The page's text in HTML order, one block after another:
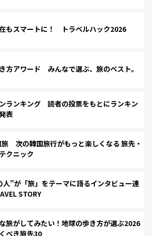
もスマートに！ トラベルハック2026
方アワード みんなで選ぶ、旅のベスト。
ランキング 読者の投票をもとにランキン
表
次の韓国旅行がもっと楽しくなる 旅先・
クニック
人”が「旅」をテーマに語るインタビュー連
STORY
旅がしてみたい！地球の歩き方が選ぶ2026
べき旅先30